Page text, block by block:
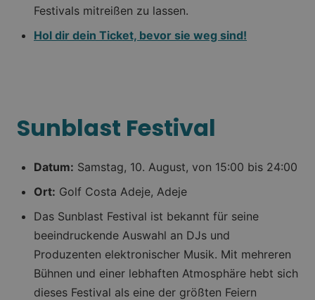
Festivals mitreißen zu lassen.
Hol dir dein Ticket, bevor sie weg sind!
Sunblast Festival
Datum: Samstag, 10. August, von 15:00 bis 24:00
Ort: Golf Costa Adeje, Adeje
Das Sunblast Festival ist bekannt für seine
beeindruckende Auswahl an DJs und
Produzenten elektronischer Musik. Mit mehreren
Bühnen und einer lebhaften Atmosphäre hebt sich
dieses Festival als eine der größten Feiern